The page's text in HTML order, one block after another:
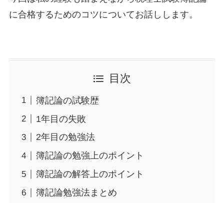
に合格するためのコツについてお話しします。
目次
簿記論の試験歴
1年目の失敗
2年目の勉強法
簿記論の勉強上のポイント
簿記論の解答上のポイント
簿記論勉強法まとめ